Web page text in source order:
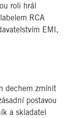
roli hrál
RCA
EMI,
dechem zmínit
postavou
a skladatel